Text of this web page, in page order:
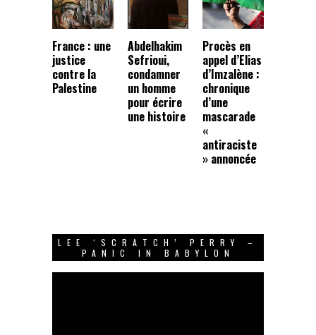
France : une
justice
contre la
Palestine
Abdelhakim
Sefrioui,
condamner
un homme
pour écrire
une histoire
Procès en
appel d’Elias
d’Imzalène :
chronique
d’une
mascarade
«
antiraciste
» annoncée
LEE ‘SCRATCH’ PERRY –
PANIC IN BABYLON